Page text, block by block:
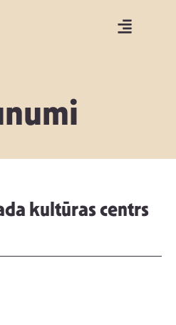
kultūras centrs